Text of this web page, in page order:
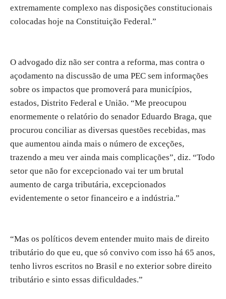
extremamente complexo nas disposições constitucionais
colocadas hoje na Constituição Federal.”
O advogado diz não ser contra a reforma, mas contra o
açodamento na discussão de uma PEC sem informações
sobre os impactos que promoverá para municípios,
estados, Distrito Federal e União. “Me preocupou
enormemente o relatório do senador Eduardo Braga, que
procurou conciliar as diversas questões recebidas, mas
que aumentou ainda mais o número de exceções,
trazendo a meu ver ainda mais complicações”, diz. “Todo
setor que não for excepcionado vai ter um brutal
aumento de carga tributária, excepcionados
evidentemente o setor financeiro e a indústria.”
“Mas os políticos devem entender muito mais de direito
tributário do que eu, que só convivo com isso há 65 anos,
tenho livros escritos no Brasil e no exterior sobre direito
tributário e sinto essas dificuldades.”